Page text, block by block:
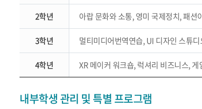
2학년 아랍 문화와 소통, 영미 국제정치, 패
3학년 멀티미디어번역연습, UI 디자인 스튜
4학년 XR 메이커 워크숍, 럭셔리 비즈니스,
내부학생 관리 및 특별 프로그램